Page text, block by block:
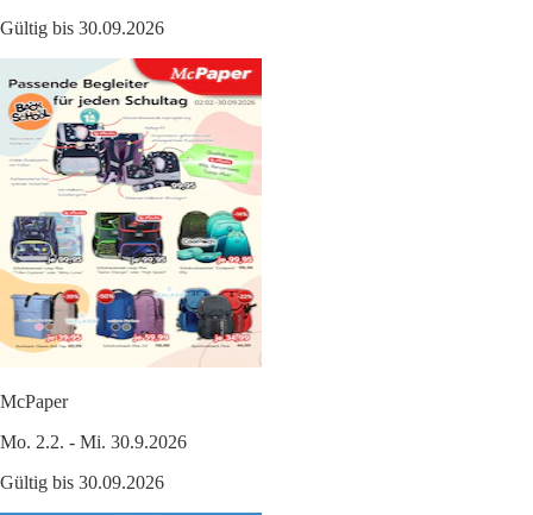
Gültig bis 30.09.2026
McPaper
Mo. 2.2. - Mi. 30.9.2026
Gültig bis 30.09.2026